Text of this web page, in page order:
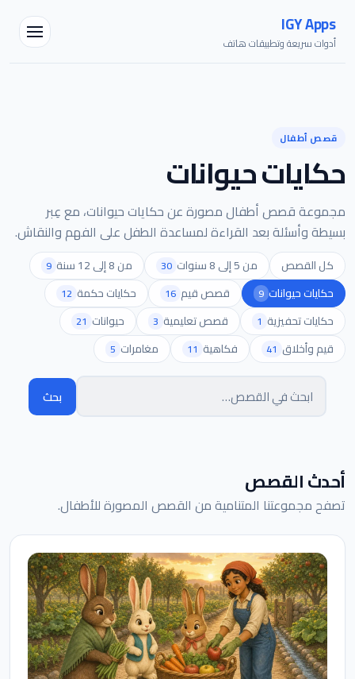
IGY Apps
أدوات سريعة وتطبيقات هاتف
قصص أطفال
حكايات حيوانات
مجموعة قصص أطفال مصورة عن حكايات حيوانات، مع عِبر
بسيطة وأسئلة بعد القراءة لمساعدة الطفل على الفهم والنقاش.
كل القصص من 5 إلى 8 سنوات 30 من 8 إلى 12 سنة 9
حكايات حيوانات 9 قصص قيم 16 حكايات حكمة 12
حكايات تحفيزية 1 قصص تعليمية 3 حيوانات 21
قيم وأخلاق 41 فكاهية 11 مغامرات 5
البحث في القصص بحث
أحدث القصص
تصفح مجموعتنا المتنامية من القصص المصورة للأطفال.
مساعد IGY